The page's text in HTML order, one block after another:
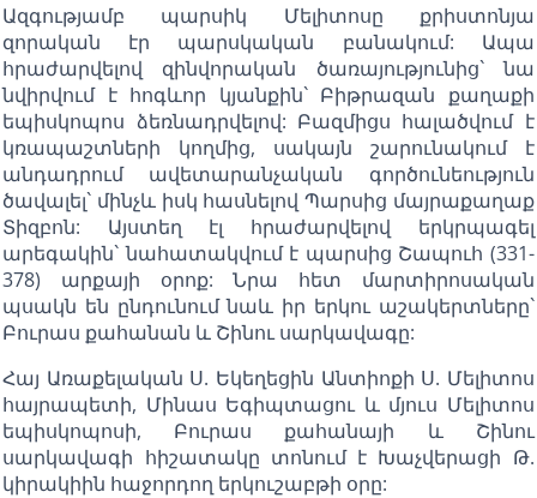
Ազգությամբ պարսիկ Մելիտոսը քրիստոնյա
զորական էր պարսկական բանակում: Ապա
հրաժարվելով զինվորական ծառայությունից` նա
նվիրվում է հոգևոր կյանքին` Բիթրազան քաղաքի
եպիսկոպոս ձեռնադրվելով: Բազմիցս հալածվում է
կռապաշտների կողմից, սակայն շարունակում է
անդադրում ավետարանչական գործունեություն
ծավալել` մինչև իսկ հասնելով Պարսից մայրաքաղաք
Տիզբոն: Այստեղ էլ հրաժարվելով երկրպագել
արեգակին` նահատակվում է պարսից Շապուհ (331-
378) արքայի օրոք: Նրա հետ մարտիրոսական
պսակն են ընդունում նաև իր երկու աշակերտները`
Բուրաս քահանան և Շինու սարկավագը:
Հայ Առաքելական Ս. Եկեղեցին Անտիոքի Ս. Մելիտոս
հայրապետի, Մինաս Եգիպտացու և մյուս Մելիտոս
եպիսկոպոսի, Բուրաս քահանայի և Շինու
սարկավագի հիշատակը տոնում է Խաչվերացի Թ.
կիրակիին հաջորդող երկուշաբթի օրը: